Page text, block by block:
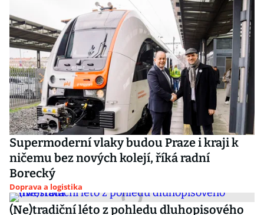
Supermoderní vlaky budou Praze i kraji k
ničemu bez nových kolejí, říká radní
Borecký
Doprava a logistika
(Ne)tradiční léto z pohledu dluhopisového